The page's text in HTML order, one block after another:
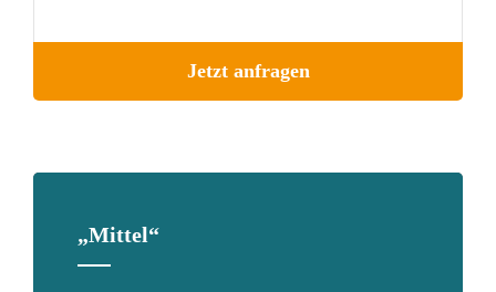
Jetzt anfragen
„Mittel“